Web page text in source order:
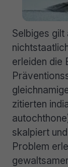
Selbiges
erleiden die
zitierten
skalpiert
Problem